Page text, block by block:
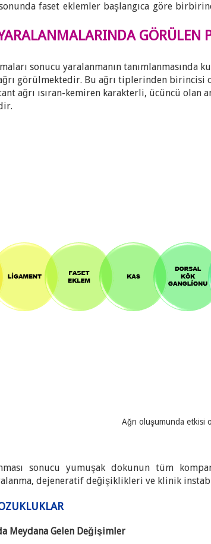
faset eklemler başlangıca göre
GÖRÜLEN
sonucu yaralanmanın tanımlanmasında
görülmektedir. Bu ağrı tiplerinden birincisi
ağrı ısıran-kemiren karakterli, ücüncü olan
Ağrı oluşumunda etkisi
sonucu yumuşak dokunun tüm
dejeneratif değişiklikleri ve klinik
Meydana Gelen Değişimler